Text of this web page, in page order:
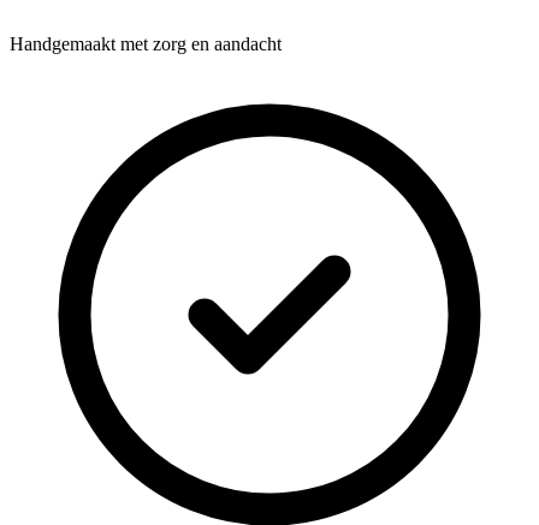
Handgemaakt met zorg en aandacht